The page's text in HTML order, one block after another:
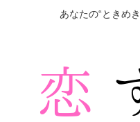
あなたの“ときめ